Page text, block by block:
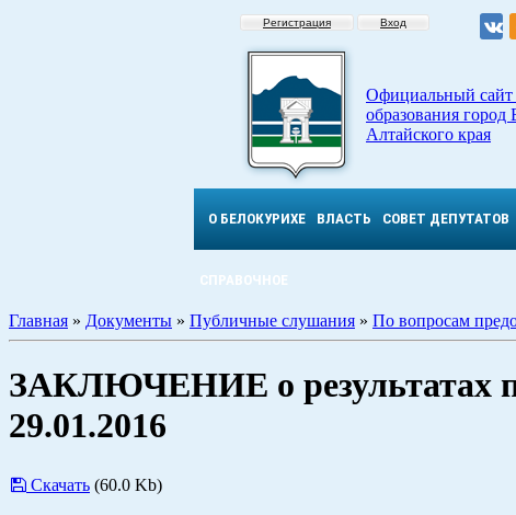
Регистрация Вход
Официальный
образования город
Алтайского края
О БЕЛОКУРИХЕ ВЛАСТЬ СОВЕТ ДЕПУТАТОВ
СПРАВОЧНОЕ
Главная » Документы » Публичные слушания » По вопросам
ЗАКЛЮЧЕНИЕ о результатах
29.01.2016
Скачать (60.0 Kb)